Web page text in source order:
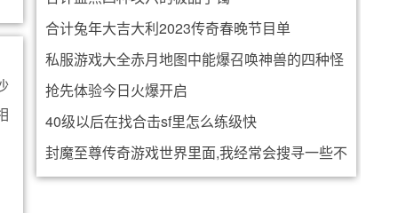
合计兔年大吉大利2023传奇春晚节目单
私服游戏大全赤月地图中能爆召唤神兽的四种怪
物
抢先体验今日火爆开启
40级以后在找合击sf里怎么练级快
封魔至尊传奇游戏世界里面,我经常会搜寻一些不
错的时装